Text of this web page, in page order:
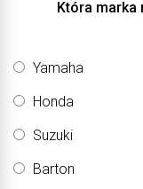
Która marka
Yamaha
Honda
Suzuki
Barton